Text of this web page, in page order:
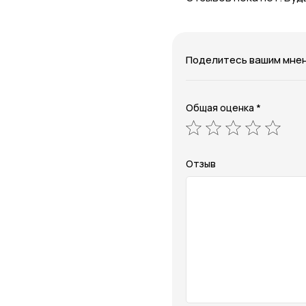
Поделитесь вашим
Общая оценка *
Отзыв